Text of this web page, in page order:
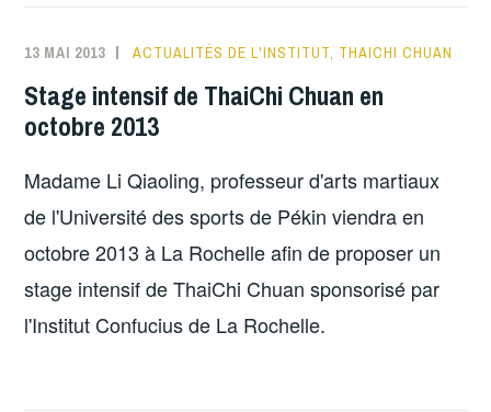
13 MAI 2013 ACTUALITÉS DE L'INSTITUT, THAICHI CHUAN
Stage intensif de ThaiChi Chuan en
octobre 2013
Madame Li Qiaoling, professeur d'arts martiaux
de l'Université des sports de Pékin viendra en
octobre 2013 à La Rochelle afin de proposer un
stage intensif de ThaiChi Chuan sponsorisé par
l'Institut Confucius de La Rochelle.